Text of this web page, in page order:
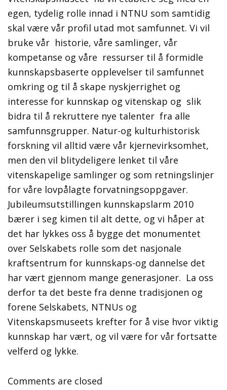
egen, tydelig rolle innad i NTNU som samtidig
skal være vår profil utad mot samfunnet. Vi vil
bruke vår historie, våre samlinger, vår
kompetanse og våre ressurser til å formidle
kunnskapsbaserte opplevelser til samfunnet
omkring og til å skape nyskjerrighet og
interesse for kunnskap og vitenskap og slik
bidra til å rekruttere nye talenter fra alle
samfunnsgrupper. Natur-og kulturhistorisk
forskning vil alltid være vår kjernevirksomhet,
men den vil blitydeligere lenket til våre
vitenskapelige samlinger og som retningslinjer
for våre lovpålagte forvatningsoppgaver.
Jubileumsutstillingen kunnskapslarm 2010
bærer i seg kimen til alt dette, og vi håper at
det har lykkes oss å bygge det monumentet
over Selskabets rolle som det nasjonale
kraftsentrum for kunnskaps-og dannelse det
har vært gjennom mange generasjoner. La oss
derfor ta det beste fra denne tradisjonen og
forene Selskabets, NTNUs og
Vitenskapsmuseets krefter for å vise hvor viktig
kunnskap har vært, og vil være for vår fortsatte
velferd og lykke.
Comments are closed